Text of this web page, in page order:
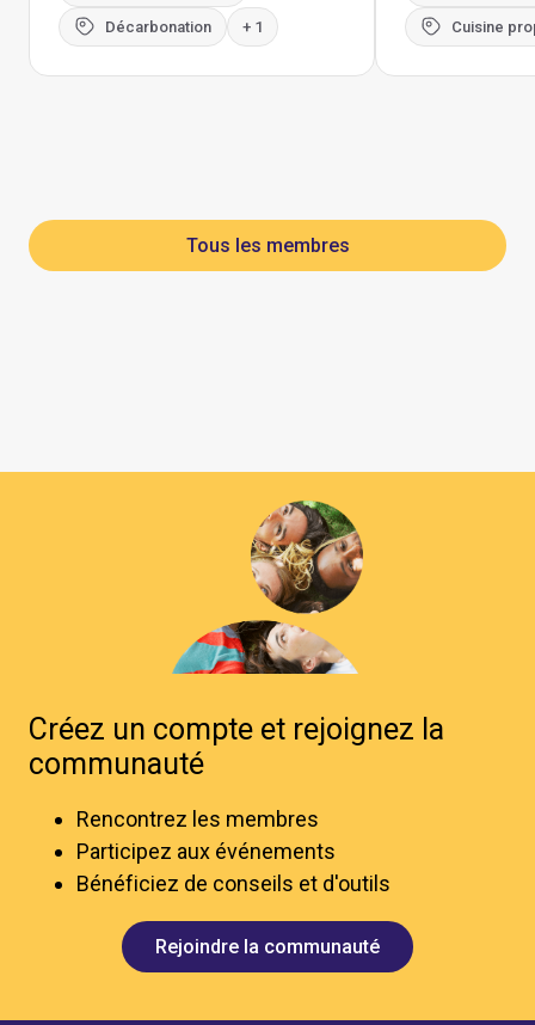
Décarbonation + 1 Cuisine
Tous les membres
Créez un compte et rejoignez la
communauté
Rencontrez les membres
Participez aux événements
Bénéficiez de conseils et d'outils
Rejoindre la communauté